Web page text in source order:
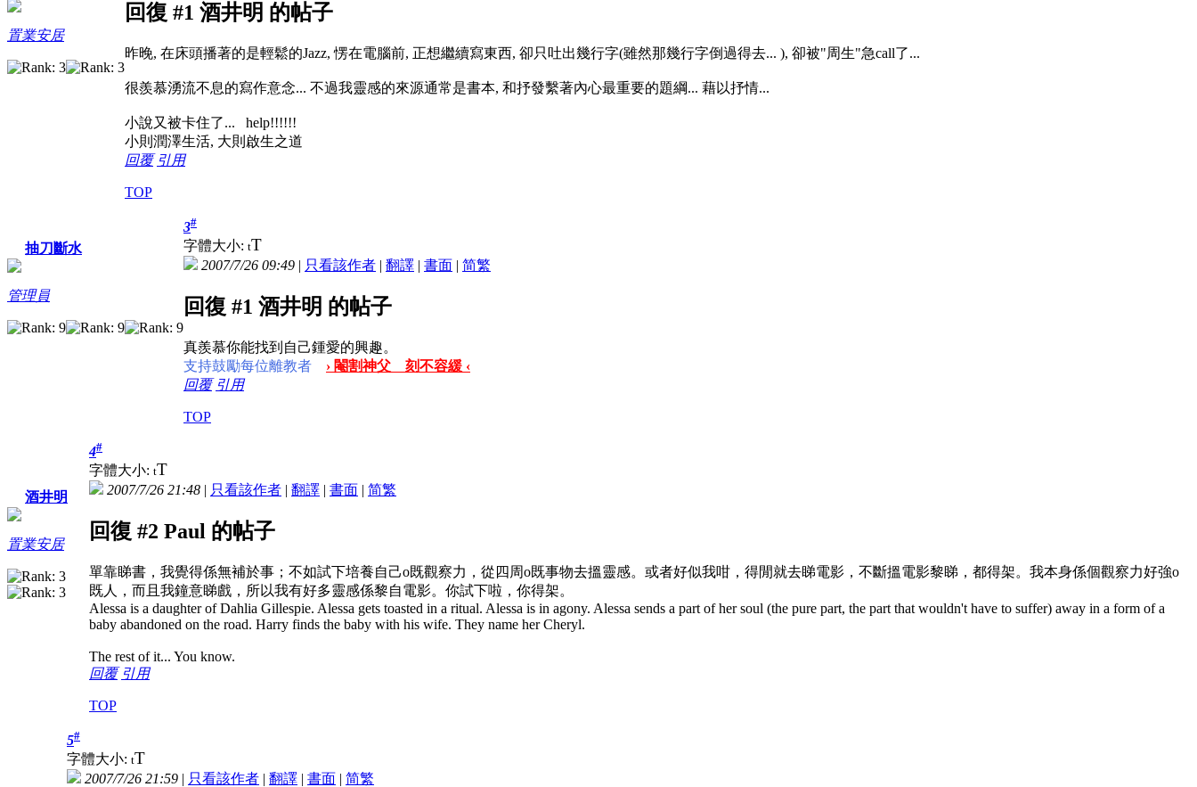
置業安居
回復 #1 酒井明 的帖子
昨晚, 在床頭播著的是輕鬆的Jazz, 愣在電腦前, 正想繼續寫東西, 卻只吐出幾行字(雖然那幾行字倒過得去... ), 卻被"周生"急call了...
很羨慕湧流不息的寫作意念... 不過我靈感的來源通常是書本, 和抒發繫著內心最重要的題綱... 藉以抒情...
小說又被卡住了... help!!!!!!
小則潤澤生活, 大則啟生之道
回覆 引用
TOP
抽刀斷水
管理員
3#
字體大小: tT
2007/7/26 09:49 | 只看該作者 | 翻譯 | 書面 | 简繁
回復 #1 酒井明 的帖子
真羨慕你能找到自己鍾愛的興趣。
支持鼓勵每位離教者
› 閹割神父 刻不容緩 ‹
回覆 引用
TOP
酒井明
置業安居
4#
字體大小: tT
2007/7/26 21:48 | 只看該作者 | 翻譯 | 書面 | 简繁
回復 #2 Paul 的帖子
單靠睇書，我覺得係無補於事；不如試下培養自己o既觀察力，從四周o既事物去搵靈感。或者好似我咁，得閒就去睇電影，不斷搵電影黎睇，都得架。我本身係個觀察力好強o
既人，而且我鐘意睇戲，所以我有好多靈感係黎自電影。你試下啦，你得架。
Alessa is a daughter of Dahlia Gillespie. Alessa gets toasted in a ritual. Alessa is in agony. Alessa sends a part of her soul (the pure part, the part that wouldn't have to suffer) away in a form of a
baby abandoned on the road. Harry finds the baby with his wife. They name her Cheryl.
The rest of it... You know.
回覆 引用
TOP
5#
字體大小: tT
2007/7/26 21:59 | 只看該作者 | 翻譯 | 書面 | 简繁